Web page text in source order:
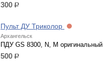
300 р.
Пульт ДУ Триколор
Архангельск
ПДУ GS 8300, N, M оригинальный
500 р.